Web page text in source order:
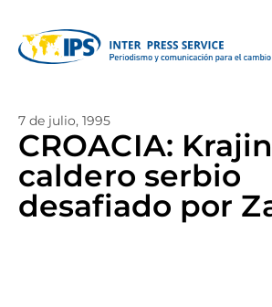
7 de julio, 1995
CROACIA:
caldero serbio
desafiado por